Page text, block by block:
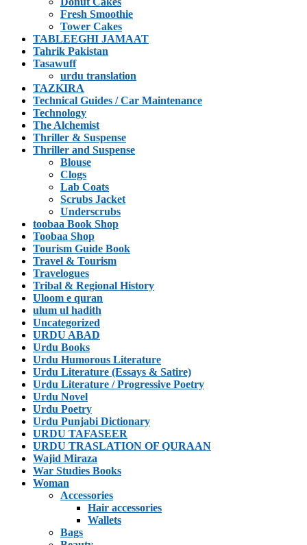
Fresh Smoothie
Tower Cakes
TABLEEGHI JAMAAT
Tahrik Pakistan
Tasawuff
urdu translation
TAZKIRA
Technical Guides / Car Maintenance
Technology
The Alchemist
Thriller & Suspense
Thriller and Suspense
Blouse
Clogs
Lab Coats
Scrubs Jacket
Underscrubs
toobaa Book Shop
Toobaa Shop
Tourism Guide Book
Travel & Tourism
Travelogues
Tribal & Regional History
Uloom e quran
ulum ul hadith
Uncategorized
URDU ABAD
Urdu Books
Urdu Humorous Literature
Urdu Literature (Essays & Satire)
Urdu Literature / Progressive Poetry
Urdu Novel
Urdu Poetry
Urdu Punjabi Dictionary
URDU TAFASEER
URDU TRASLATION OF QURAAN
Wajid Miraza
War Studies Books
Woman
Accessories
Hair accessories
Wallets
Bags